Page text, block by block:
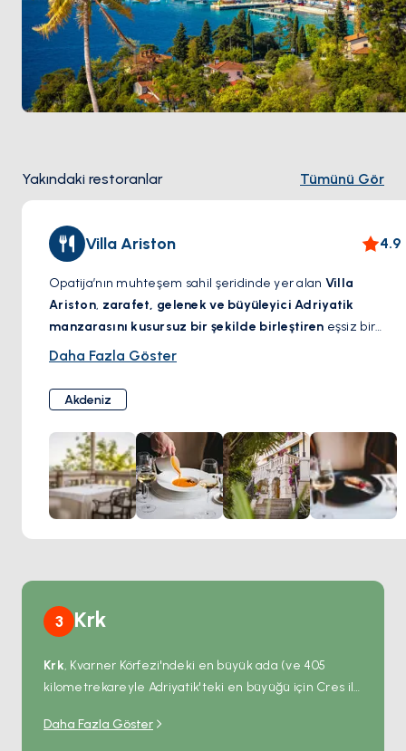
kaçamağı haline getiriyor. Opatija’nın zamansız
zarafetini deneyimleyin ve sahil büyüsüne kapılın!
Yakındaki restoranlar Tümünü Gör
Villa Ariston 4.9
Opatija’nın muhteşem sahil şeridinde yer alan Villa
Ariston, zarafet, gelenek ve büyüleyici Adriyatik
manzarasını kusursuz bir şekilde birleştiren eşsiz bir
gastronomi noktasıdır. Tarihi bir villada hizmet veren bu
Akdeniz mutfağının en rafine lezzetlerini sunan özel bir
deneyim vadediyor. Taze deniz ürünleri, seçkin etler ve
yaratıcı Akdeniz tatlarıyla dolu menüsü, Hırvat mutfağının
en sofistike yönlerini gözler önüne seriyor. Deniz manzaralı
terasında ya da villanın zarif iç mekânında, her an lezzet,
lüks ve Opatija’nın zamansız cazibesinin bir kutlamasına
dönüşüyor.
Daha Fazla Göster
Akdeniz
3 Krk
Krk, Kvarner Körfezi'ndeki en büyük ada (ve 405
kilometrekareyle Adriyatik'teki en büyüğü için Cres ile
köprüyle bağlı — arabayla erişilebilen tek büyük
Daha Fazla Göster